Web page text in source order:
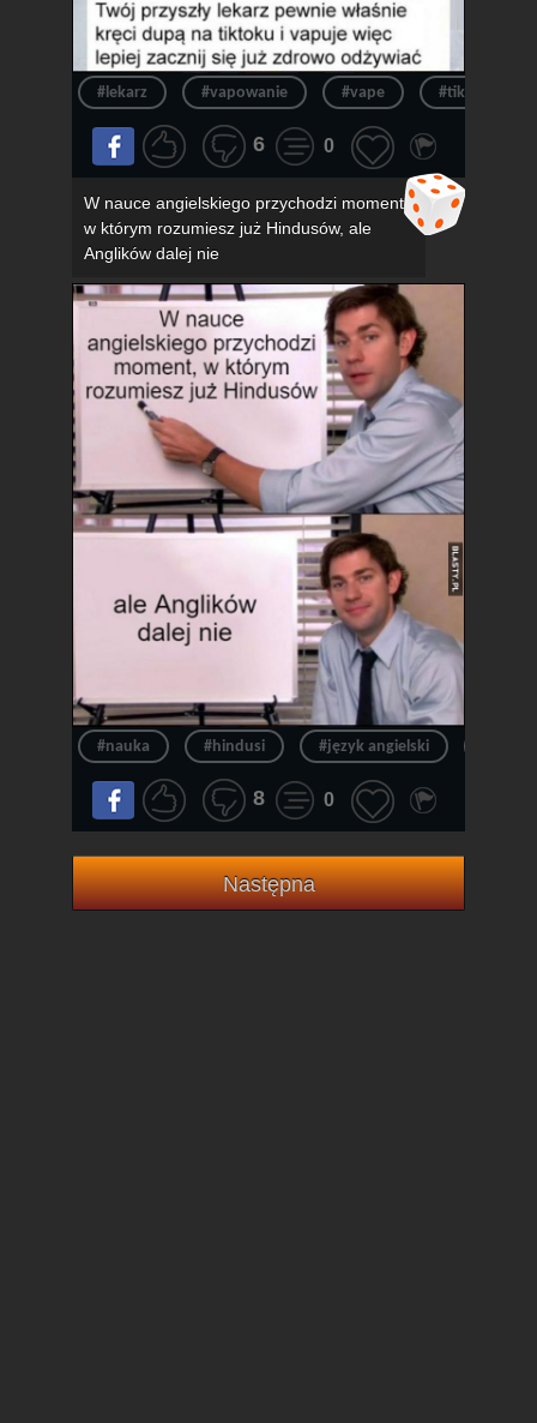
#lekarz #vapowanie #vape #tik tok
6 0
W nauce angielskiego przychodzi moment,
w którym rozumiesz już Hindusów, ale
Anglików dalej nie
#nauka #hindusi #język angielski
8 0
Następna